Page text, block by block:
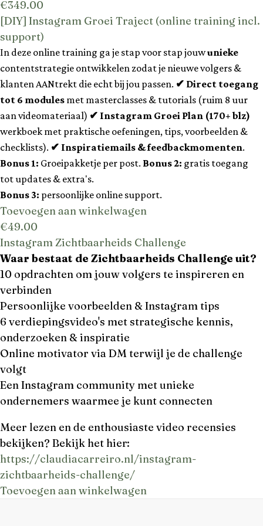
€349.00
[DIY] Instagram Groei Traject (online training incl.
support)
In deze online training ga je stap voor stap jouwunieke
contentstrategie ontwikkelen zodat je nieuwe volgers &
klanten AANtrekt die echt bij jou passen. ✔ Direct toegang
tot 6 modules met masterclasses & tutorials (ruim 8 uur
aan videomateriaal) ✔ Instagram Groei Plan (170+ blz)
werkboek met praktische oefeningen, tips, voorbeelden &
checklists). ✔ Inspiratiemails & feedbackmomenten.
Bonus 1: Groeipakketje per post. Bonus 2: gratis toegang
tot updates & extra's.
Bonus 3: persoonlijke online support.
Toevoegen aan winkelwagen
€49.00
Instagram Zichtbaarheids Challenge
Waar bestaat de Zichtbaarheids Challenge uit?
10 opdrachten om jouw volgers te inspireren en
verbinden
Persoonlijke voorbeelden & Instagram tips
6 verdiepingsvideo's met strategische kennis,
onderzoeken & inspiratie
Online motivator via DM terwijl je de challenge
volgt
Een Instagram community met unieke
ondernemers waarmee je kunt connecten
Meer lezen en de enthousiaste video recensies
bekijken? Bekijk het hier:
https://claudiacarreiro.nl/instagram-
zichtbaarheids-challenge/
Toevoegen aan winkelwagen